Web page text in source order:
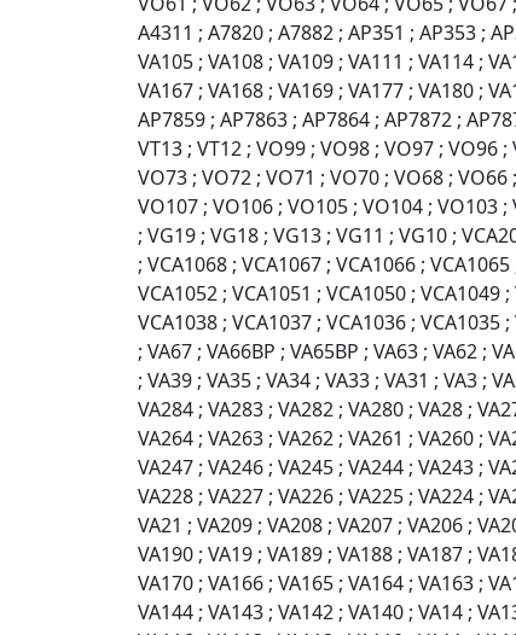
A4311 ; A7820 ; A7882 ; AP351 ; AP353 ;
VA105 ; VA108 ; VA109 ; VA111 ; VA114 ;
VA167 ; VA168 ; VA169 ; VA177 ; VA180 ;
AP7859 ; AP7863 ; AP7864 ; AP7872 ;
VT13 ; VT12 ; VO99 ; VO98 ; VO97 ; VO96
VO73 ; VO72 ; VO71 ; VO70 ; VO68 ;
VO107 ; VO106 ; VO105 ; VO104 ; VO103 ;
; VG19 ; VG18 ; VG13 ; VG11 ; VG10 ;
; VCA1068 ; VCA1067 ; VCA1066 ;
VCA1052 ; VCA1051 ; VCA1050 ; VCA1049
VCA1038 ; VCA1037 ; VCA1036 ; VCA1035
; VA67 ; VA66BP ; VA65BP ; VA63 ; VA62 ;
; VA39 ; VA35 ; VA34 ; VA33 ; VA31 ; VA3 ;
VA284 ; VA283 ; VA282 ; VA280 ; VA28 ;
VA264 ; VA263 ; VA262 ; VA261 ; VA260 ;
VA247 ; VA246 ; VA245 ; VA244 ; VA243 ;
VA228 ; VA227 ; VA226 ; VA225 ; VA224 ;
VA21 ; VA209 ; VA208 ; VA207 ; VA206 ;
VA190 ; VA19 ; VA189 ; VA188 ; VA187 ;
VA170 ; VA166 ; VA165 ; VA164 ; VA163 ;
VA144 ; VA143 ; VA142 ; VA140 ; VA14 ;